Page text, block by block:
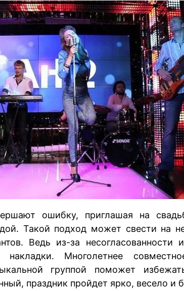
ошибку, приглашая на
Такой подход может свести на
Ведь из-за несогласованности
накладки. Многолетнее
группой поможет
праздник пройдет ярко, весело и
BREAKING